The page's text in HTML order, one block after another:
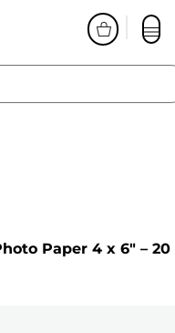
Paper 4 x 6" – 20